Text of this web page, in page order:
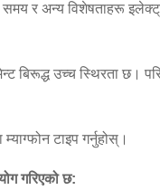
र अन्य विशेषताहरू
बिरूद्ध उच्च स्थिरता छ।
टाइप गर्नुहोस्।
गरिएको छ: